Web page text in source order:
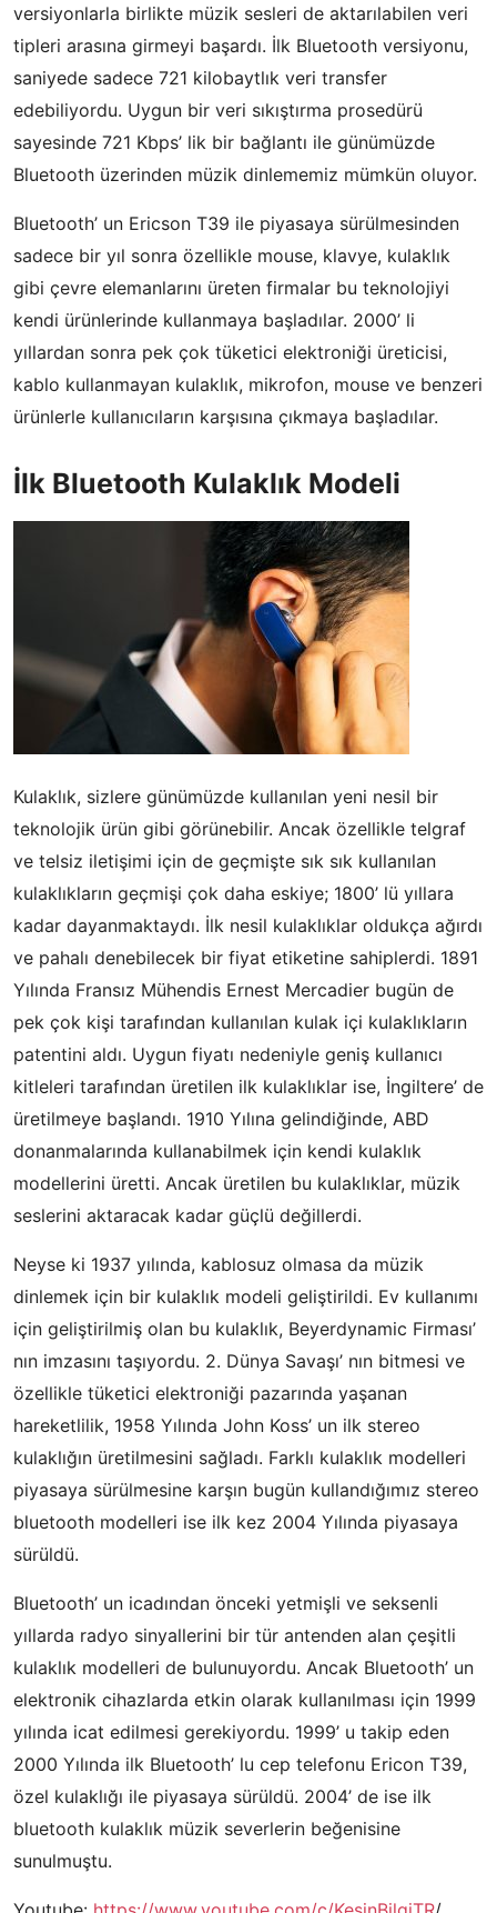
versiyonlarla birlikte müzik sesleri de aktarılabilen veri
tipleri arasına girmeyi başardı. İlk Bluetooth versiyonu,
saniyede sadece 721 kilobaytlık veri transfer
edebiliyordu. Uygun bir veri sıkıştırma prosedürü
sayesinde 721 Kbps’ lik bir bağlantı ile günümüzde
Bluetooth üzerinden müzik dinlememiz mümkün oluyor.
Bluetooth’ un Ericson T39 ile piyasaya sürülmesinden
sadece bir yıl sonra özellikle mouse, klavye, kulaklık
gibi çevre elemanlarını üreten firmalar bu teknolojiyi
kendi ürünlerinde kullanmaya başladılar. 2000’ li
yıllardan sonra pek çok tüketici elektroniği üreticisi,
kablo kullanmayan kulaklık, mikrofon, mouse ve benzeri
ürünlerle kullanıcıların karşısına çıkmaya başladılar.
İlk Bluetooth Kulaklık Modeli
Kulaklık, sizlere günümüzde kullanılan yeni nesil bir
teknolojik ürün gibi görünebilir. Ancak özellikle telgraf
ve telsiz iletişimi için de geçmişte sık sık kullanılan
kulaklıkların geçmişi çok daha eskiye; 1800’ lü yıllara
kadar dayanmaktaydı. İlk nesil kulaklıklar oldukça ağırdı
ve pahalı denebilecek bir fiyat etiketine sahiplerdi. 1891
Yılında Fransız Mühendis Ernest Mercadier bugün de
pek çok kişi tarafından kullanılan kulak içi kulaklıkların
patentini aldı. Uygun fiyatı nedeniyle geniş kullanıcı
kitleleri tarafından üretilen ilk kulaklıklar ise, İngiltere’ de
üretilmeye başlandı. 1910 Yılına gelindiğinde, ABD
donanmalarında kullanabilmek için kendi kulaklık
modellerini üretti. Ancak üretilen bu kulaklıklar, müzik
seslerini aktaracak kadar güçlü değillerdi.
Neyse ki 1937 yılında, kablosuz olmasa da müzik
dinlemek için bir kulaklık modeli geliştirildi. Ev kullanımı
için geliştirilmiş olan bu kulaklık, Beyerdynamic Firması’
nın imzasını taşıyordu. 2. Dünya Savaşı’ nın bitmesi ve
özellikle tüketici elektroniği pazarında yaşanan
hareketlilik, 1958 Yılında John Koss’ un ilk stereo
kulaklığın üretilmesini sağladı. Farklı kulaklık modelleri
piyasaya sürülmesine karşın bugün kullandığımız stereo
bluetooth modelleri ise ilk kez 2004 Yılında piyasaya
sürüldü.
Bluetooth’ un icadından önceki yetmişli ve seksenli
yıllarda radyo sinyallerini bir tür antenden alan çeşitli
kulaklık modelleri de bulunuyordu. Ancak Bluetooth’ un
elektronik cihazlarda etkin olarak kullanılması için 1999
yılında icat edilmesi gerekiyordu. 1999’ u takip eden
2000 Yılında ilk Bluetooth’ lu cep telefonu Ericon T39,
özel kulaklığı ile piyasaya sürüldü. 2004’ de ise ilk
bluetooth kulaklık müzik severlerin beğenisine
sunulmuştu.